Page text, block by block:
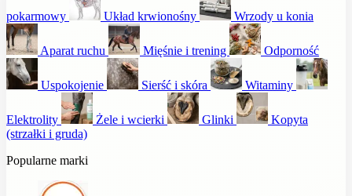
pokarmowy Układ krwionośny Wrzody u konia
Aparat ruchu Mięśnie i trening Odporność
Uspokojenie Sierść i skóra Witaminy
Elektrolity Żele i wcierki Glinki
Kopyta
(strzałki i gruda)
Popularne marki